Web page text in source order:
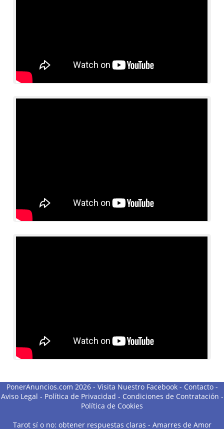
PonerAnuncios.com 2026 - Visita Nuestro Facebook- Contacto-
Aviso Legal - Política de Privacidad - Condiciones de Contratación -
Política de Cookies
Tarot sí o no: obtener respuestas claras - Amarres de Amor